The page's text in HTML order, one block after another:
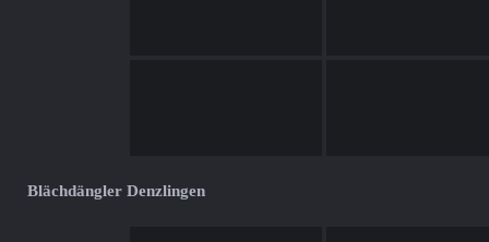
Blächdängler Denzlingen